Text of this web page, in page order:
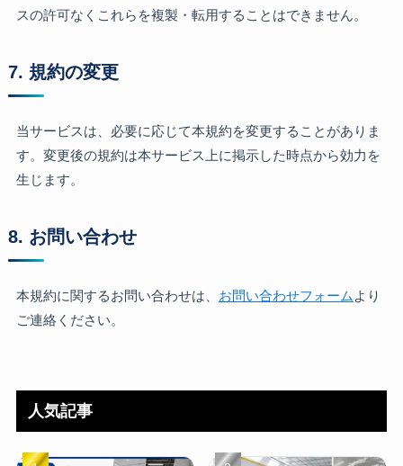
スの許可なくこれらを複製・転用することはできません。
7. 規約の変更
当サービスは、必要に応じて本規約を変更することがありま
す。変更後の規約は本サービス上に掲示した時点から効力を
生じます。
8. お問い合わせ
本規約に関するお問い合わせは、 お問い合わせフォームより
ご連絡ください。
人気記事